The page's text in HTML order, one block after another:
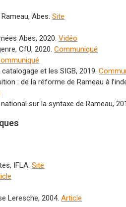
Abes.Site
Abes, 2020.Vidéo
CfU, 2020.Communiqué
et les SIGB, 2019.
: de la réforme de Rameau à
sur la syntaxe de Rameau,
IFLA.Site
Leresche, 2004.Article